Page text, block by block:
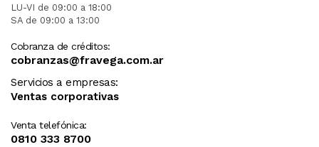
LU-VI de 09:00 a 18:00
SA de 09:00 a 13:00
Cobranza de créditos:
cobranzas@fravega.com.ar
Servicios a empresas:
Ventas corporativas
Venta telefónica:
0810 333 8700